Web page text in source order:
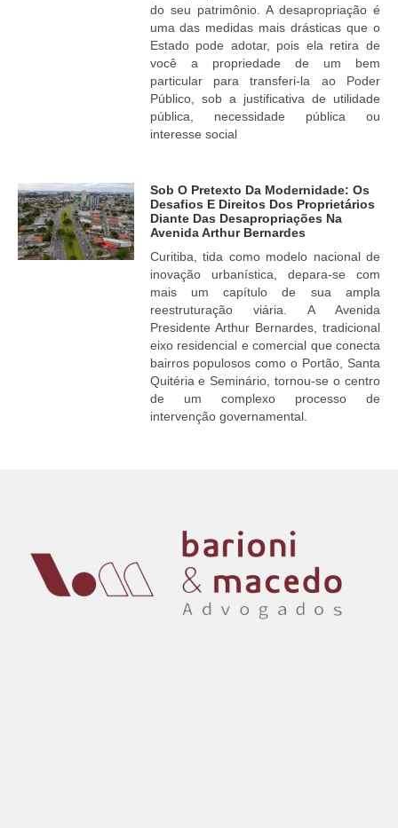
do seu patrimônio. A desapropriação é
uma das medidas mais drásticas que o
Estado pode adotar, pois ela retira de
você a propriedade de um bem
particular para transferi-la ao Poder
Público, sob a justificativa de utilidade
pública, necessidade pública ou
interesse social
Sob O Pretexto Da Modernidade: Os
Desafios E Direitos Dos Proprietários
Diante Das Desapropriações Na
Avenida Arthur Bernardes
Curitiba, tida como modelo nacional de
inovação urbanística, depara-se com
mais um capítulo de sua ampla
reestruturação viária. A Avenida
Presidente Arthur Bernardes, tradicional
eixo residencial e comercial que conecta
bairros populosos como o Portão, Santa
Quitéria e Seminário, tornou-se o centro
de um complexo processo de
intervenção governamental.